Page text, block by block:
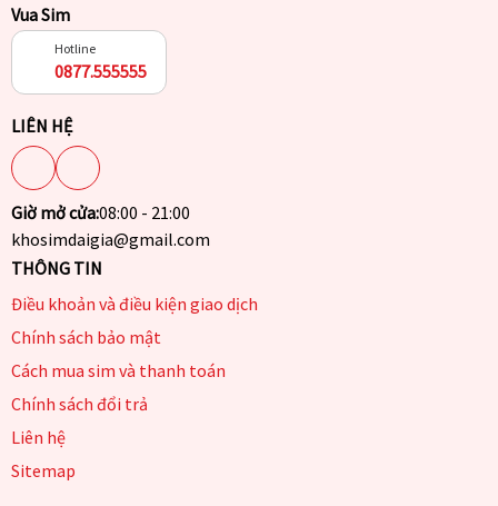
Vua Sim
Hotline
0877.555555
LIÊN HỆ
Giờ mở cửa:08:00 - 21:00
khosimdaigia@gmail.com
THÔNG TIN
Điều khoản và điều kiện giao dịch
Chính sách bảo mật
Cách mua sim và thanh toán
Chính sách đổi trả
Liên hệ
Sitemap